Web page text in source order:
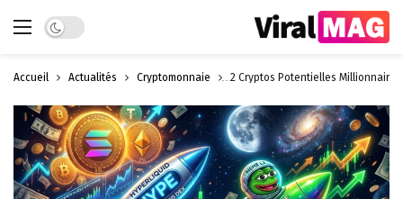
Dark mode
Accueil Actualités Cryptomonnaie 2 Cryptos Potentielles